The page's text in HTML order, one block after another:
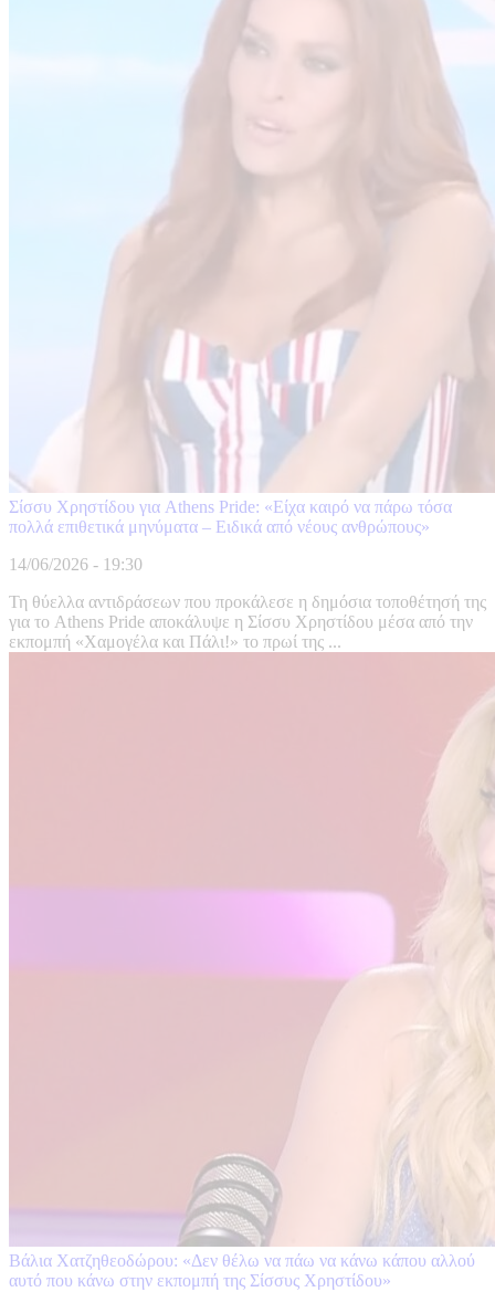
Σίσσυ Χρηστίδου για Athens Pride: «Είχα καιρό να πάρω τόσα
πολλά επιθετικά μηνύματα – Ειδικά από νέους ανθρώπους»
14/06/2026 - 19:30
Τη θύελλα αντιδράσεων που προκάλεσε η δημόσια τοποθέτησή της
για το Athens Pride αποκάλυψε η Σίσσυ Χρηστίδου μέσα από την
εκπομπή «Χαμογέλα και Πάλι!» το πρωί της ...
Βάλια Χατζηθεοδώρου: «Δεν θέλω να πάω να κάνω κάπου αλλού
αυτό που κάνω στην εκπομπή της Σίσσυς Χρηστίδου»